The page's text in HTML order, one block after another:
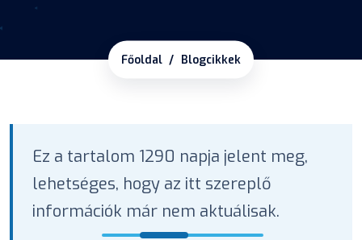
Főoldal Blogcikkek
Ez a tartalom 1290 napja jelent meg,
lehetséges, hogy az itt szereplő
információk már nem aktuálisak.